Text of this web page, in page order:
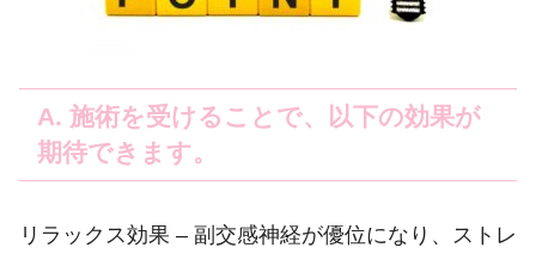
A. 施術を受けることで、以下の効果が
期待できます。
リラックス効果 – 副交感神経が優位になり、ストレ